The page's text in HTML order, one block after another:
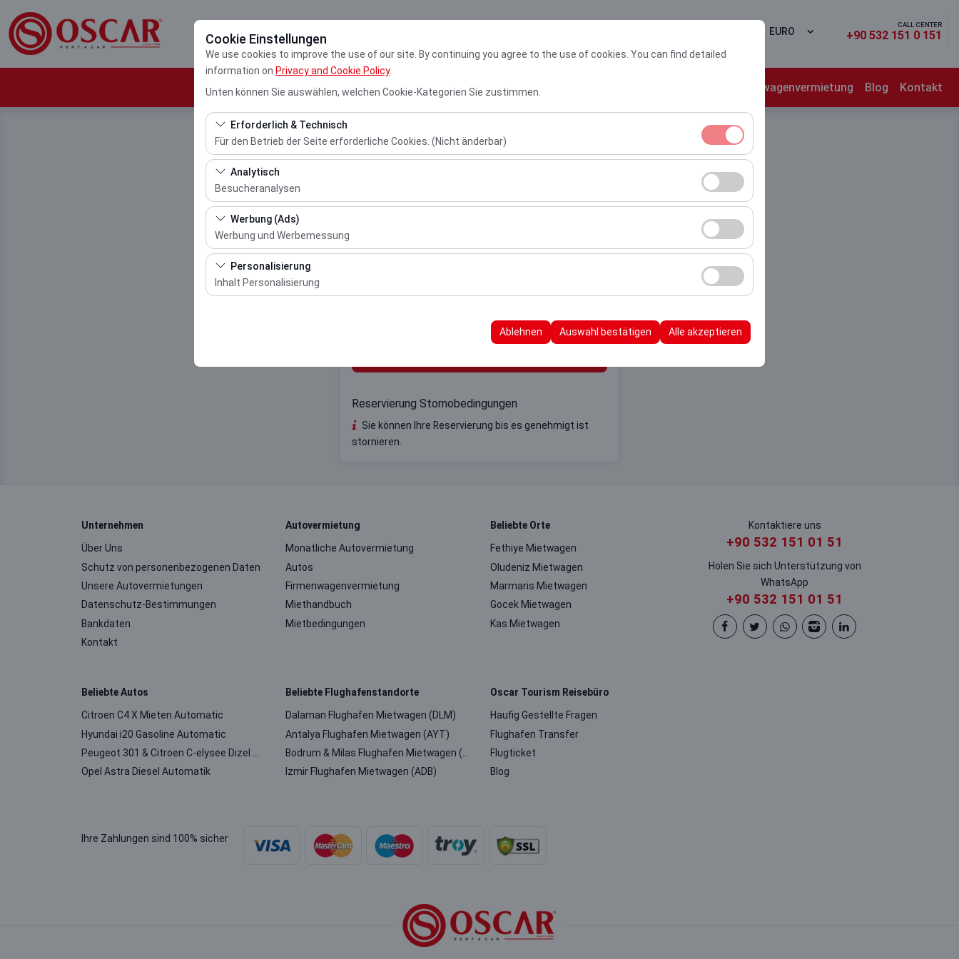
Cookie Einstellungen
We use cookies to improve the use of our site. By continuing you agree to the use of cookies. You can find detailed
information on Privacy and Cookie Policy.
Unten können Sie auswählen, welchen Cookie-Kategorien Sie zustimmen.
Erforderlich & Technisch
Für den Betrieb der Seite erforderliche Cookies. (Nicht änderbar)
Diese Cookies sind für das ordnungsgemäße Funktionieren der Website, die Sicherheit, die Sitzungsverwaltung
und grundlegende Funktionen erforderlich. Sie können nicht deaktiviert werden.
Analytisch
Besucheranalysen
Diese Cookies ermöglichen es uns, zu analysieren, wie unsere Website genutzt wird (Besucherzahl,
meistbesuchte Seiten, Nutzerverhalten). Diese Daten werden verwendet, um die Leistung der Website zu messen
und die Benutzererfahrung kontinuierlich zu verbessern.
Werbung (Ads)
Werbung und Werbemessung
Diese Cookies ermöglichen es uns, Ihnen auf Ihre Interessen abgestimmte personalisierte Werbung anzuzeigen
und die Wirksamkeit unserer Werbekampagnen zu messen (Impressionen, Klickrate).
Personalisierung
Inhalt Personalisierung
sicherzustellen, indem Ihre Benutzeroberflächeneinstellungen, Sprachpräferenzen und andere Konfigurationen
Ablehnen Auswahl bestätigen Alle akzeptieren
EURO
CALL CENTER
+90 532 151 0 151
Autos Mietstationen Langzeit Firmenwagenvermietung Blog Kontakt
Meine Reservierung
email Adresse ein
Reservierung Stornobedingungen
Sie können Ihre Reservierung bis es genehmigt ist
stornieren.
Unternehmen
Über Uns
Schutz von personenbezogenen Daten
Unsere Autovermietungen
Datenschutz-Bestimmungen
Bankdaten
Kontakt
Autovermietung
Monatliche Autovermietung
Autos
Firmenwagenvermietung
Miethandbuch
Mietbedingungen
Beliebte Orte
Fethiye Mietwagen
Oludeniz Mietwagen
Marmaris Mietwagen
Gocek Mietwagen
Kas Mietwagen
Beliebte Autos
Citroen C4 X Mieten Automatic
Hyundai i20 Gasoline Automatic
Opel Astra Diesel Automatik
Beliebte Flughafenstandorte
Dalaman Flughafen Mietwagen (DLM)
Antalya Flughafen Mietwagen (AYT)
Izmir Flughafen Mietwagen (ADB)
Oscar Tourism Reisebüro
Haufig Gestellte Fragen
Flughafen Transfer
Flugticket
Blog
Kontaktiere uns
+90 532 151 01 51
Holen Sie sich Unterstützung von
WhatsApp
+90 532 151 01 51
Ihre Zahlungen sind 100% sicher